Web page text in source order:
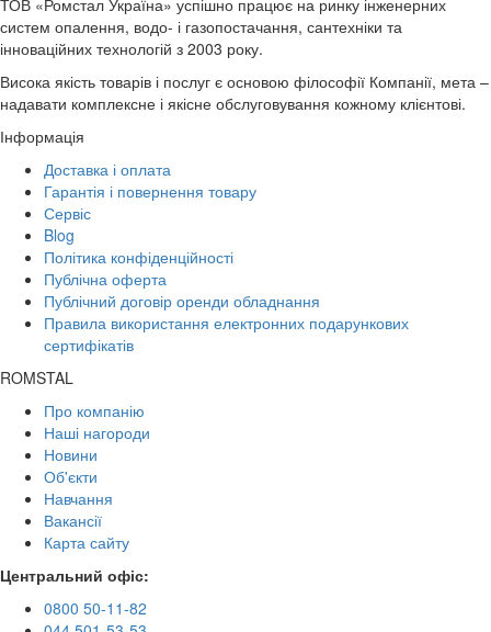
ТОВ «Ромстал Україна» успішно працює на ринку інженерних
систем опалення, водо- і газопостачання, сантехніки та
інноваційних технологій з 2003 року.
Висока якість товарів і послуг є основою філософії Компанії, мета –
надавати комплексне і якісне обслуговування кожному клієнтові.
Інформація
Доставка і оплата
Гарантія і повернення товару
Сервіс
Blog
Політика конфіденційності
Публічна оферта
Публічний договір оренди обладнання
Правила використання електронних подарункових
сертифікатів
ROMSTAL
Про компанію
Наші нагороди
Новини
Об'єкти
Навчання
Вакансії
Карта сайту
Центральний офіс:
0800 50-11-82